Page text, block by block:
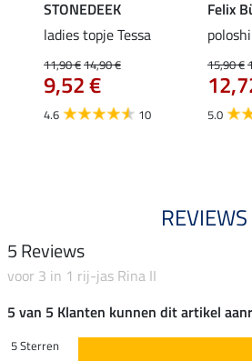
STONEDEEK
ladies topje Tessa
11,90 €14,90 €
9,52 €
4.6 10
Felix
15,90 €
5.0
REVIEWS
5 Reviews
voor 3 in 1 rij-jas Rina II
5 van 5 Klanten kunnen dit artikel
5 Sterren